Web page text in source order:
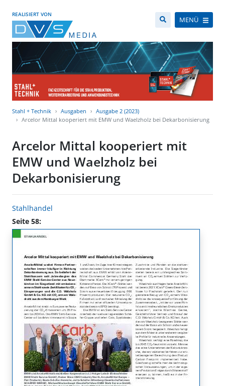
REALISIERT VON
MENÜ
Stahl + Technik Ausgaben
Ausgabe 2 (2023)
Arcelor Mittal kooperiert mit EMW und Waelzholz bei Dekarbonisierung
Arcelor Mittal kooperiert mit
EMW und Waelzholz bei
Dekarbonisierung
Stahlhandel
Seite 58: